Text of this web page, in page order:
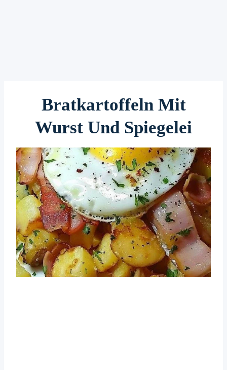
Bratkartoffeln Mit
Wurst Und Spiegelei